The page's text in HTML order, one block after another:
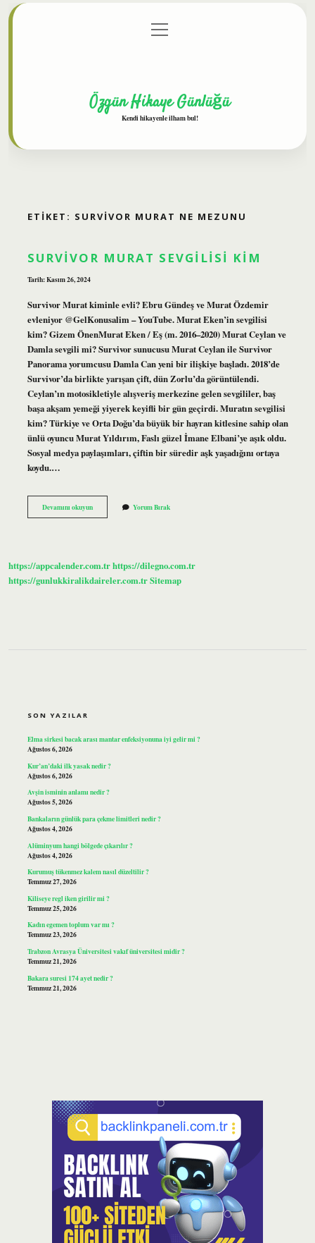
Gizlilik Politikası
menüyü
aç
Özgün Hikaye Günlüğü
Kendi hikayenle ilham bul!
ETIKET: SURVIVOR MURAT NE MEZUNU
SURVIVOR MURAT SEVGILISI KIM
Tarih: Kasım 26, 2024
Survivor Murat kiminle evli? Ebru Gündeş ve Murat Özdemir
evleniyor @GelKonusalim – YouTube. Murat Eken’in sevgilisi
kim? Gizem ÖnenMurat Eken / Eş (m. 2016–2020) Murat Ceylan ve
Damla sevgili mi? Survivor sunucusu Murat Ceylan ile Survivor
Panorama yorumcusu Damla Can yeni bir ilişkiye başladı. 2018’de
Survivor’da birlikte yarışan çift, dün Zorlu’da görüntülendi.
Ceylan’ın motosikletiyle alışveriş merkezine gelen sevgililer, baş
başa akşam yemeği yiyerek keyifli bir gün geçirdi. Muratın sevgilisi
kim? Türkiye ve Orta Doğu’da büyük bir hayran kitlesine sahip olan
ünlü oyuncu Murat Yıldırım, Faslı güzel İmane Elbani’ye aşık oldu.
Sosyal medya paylaşımları, çiftin bir süredir aşk yaşadığını ortaya
koydu.…
Devamını okuyunSurvivor
Murat
Yorum Bırak
https://appcalender.com.trhttps://dilegno.com.tr
https://gunlukkiralikdaireler.com.trSitemap
SON YAZILAR
Elma sirkesi bacak arası mantar enfeksiyonuna iyi gelir mi ?
Ağustos 6, 2026
Kur’an’daki ilk yasak nedir ?
Ağustos 6, 2026
Avşin isminin anlamı nedir ?
Ağustos 5, 2026
Bankaların günlük para çekme limitleri nedir ?
Ağustos 4, 2026
Alüminyum hangi bölgede çıkarılır ?
Ağustos 4, 2026
Kurumuş tükenmez kalem nasıl düzeltilir ?
Temmuz 27, 2026
Kiliseye regl iken girilir mi ?
Temmuz 25, 2026
Kadın egemen toplum var mı ?
Temmuz 23, 2026
Trabzon Avrasya Üniversitesi vakıf üniversitesi midir ?
Temmuz 21, 2026
Bakara suresi 174 ayet nedir ?
Temmuz 21, 2026